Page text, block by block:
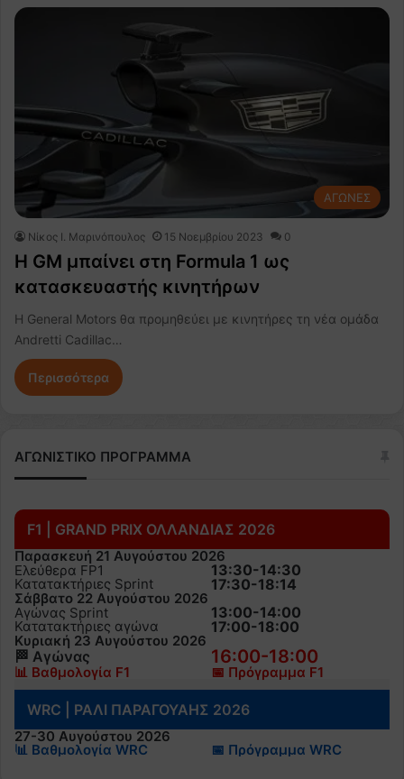
ΑΓΩΝΕΣ
Nίκος Ι. Mαρινόπουλος 15 Νοεμβρίου 2023 0
H GM μπαίνει στη Formula 1 ως
κατασκευαστής κινητήρων
Η General Motors θα προμηθεύει με κινητήρες τη νέα ομάδα
Andretti Cadillac…
Περισσότερα
ΑΓΩΝΙΣΤΙΚΟ ΠΡΟΓΡΑΜΜΑ
F1 | GRAND PRIX ΟΛΛΑΝΔΙΑΣ 2026
Παρασκευή 21 Αυγούστου 2026
Ελεύθερα FP1
Κατατακτήριες Sprint
13:30-14:30
17:30-18:14
Σάββατο 22 Αυγούστου 2026
Αγώνας Sprint
Κατατακτήριες αγώνα
13:00-14:00
17:00-18:00
Κυριακή 23 Αυγούστου 2026
🏁 Αγώνας 16:00-18:00
📊 Βαθμολογία F1 📅 Πρόγραμμα F1
WRC | ΡΑΛΙ ΠΑΡΑΓΟΥΑΗΣ 2026
27-30 Αυγούστου 2026
📊 Βαθμολογία WRC 📅 Πρόγραμμα WRC